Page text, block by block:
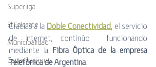
Superliga
El Calafate
Municipalidad
Capacitaciones
Gracias a la Doble Conectividad , el servicio
de Internet, continúo  funcionando
mediante la Fibra Óptica de la empresa
Telefónica de Argentina